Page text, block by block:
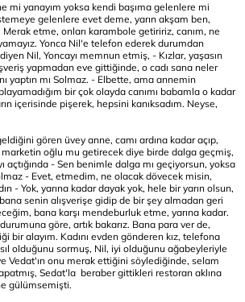
mi yanayım yoksa kendi başıma gelenlere mi
gelenlere evet deme, yarın akşam ben,
etme, onları karambole getiririz, canım, ne
Yonca Nil'e telefon ederek durumdan
Nil, Yoncayı memnun etmiş, - Kızlar, yaşasın
yapmadan eve gittiğinde, o cadı sana neler
yaptın mı Solmaz. - Elbette, ama annemin
bir çok olayda canımı babamla o kadar
içerisinde pişerek, hepsini kanıksadım. Neyse,
gören üvey anne, camı ardına kadar açıp,
marketin oğlu mu getirecek diye birde dalga geçmiş,
açtığında - Sen benimle dalga mı geçiyorsun, yoksa
- Evet, etmedim, ne olacak dövecek misin,
- Yok, yarına kadar dayak yok, hele bir yarın olsun,
senin alışverişe gidip de bir şey almadan geri
bana karşı mendeburluk etme, yarına kadar.
göre, artık bakarız. Bana para ver de,
bir alayım. Kadını evden gönderen kız, telefona
olduğunu sormuş, Nil, iyi olduğunu ağabeyleriyle
Vedat'ın onu merak ettiğini söylediğinde, selam
Sedat'la beraber gittikleri restoran aklına
gülümsemişti.